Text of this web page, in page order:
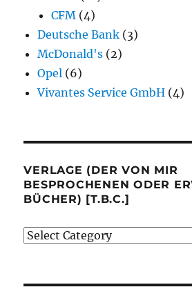
CFM (4)
Deutsche Bank (3)
McDonald's (2)
Opel (6)
Vivantes Service GmbH (4)
VERLAGE (DER VON MIR
BESPROCHENEN ODER
BÜCHER) [T.B.C.]
Verlage